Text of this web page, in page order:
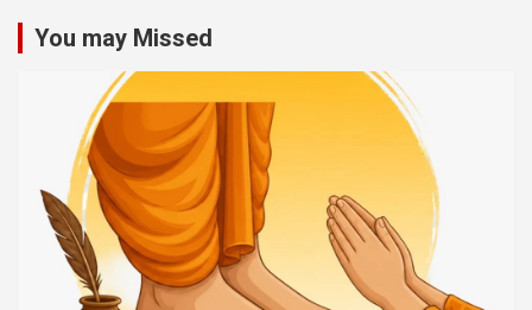
You may Missed